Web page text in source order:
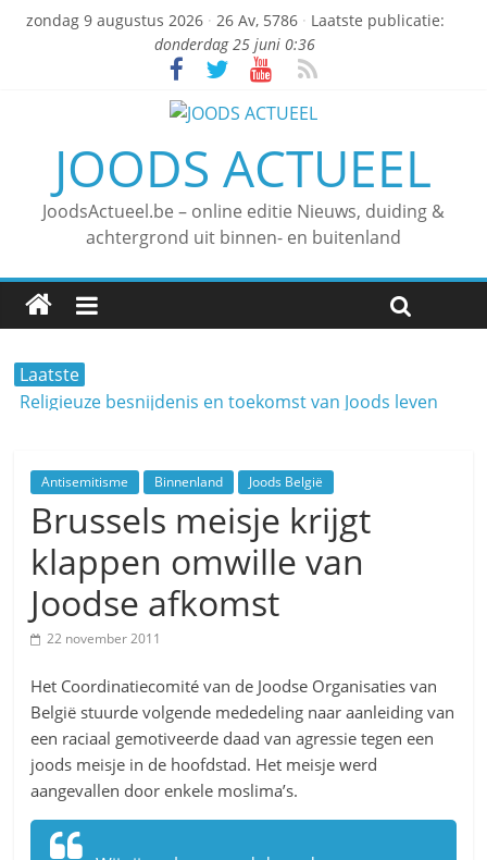
zondag 9 augustus 2026 · 26 Av, 5786 · Laatste publicatie:
donderdag 25 juni 0:36
JOODS ACTUEEL
JoodsActueel.be – online editie Nieuws, duiding &
achtergrond uit binnen- en buitenland
Laatste
Religieuze besnijdenis en toekomst van Joods leven
minderheden begrijpt”, Jinnih Beels (Vooruit)
CITYTRIP | ROEMENIË – Boekarest: de verrassing van
Oost-Europa
“Vandaag zit elke Jood in België op de beklaagdenbank”
goKosher lanceert nieuwe website en samenwerking
met Mishpacha voor kosher travel en simchas
wereldwijd
Antisemitisme Binnenland Joods België
Brussels meisje krijgt
klappen omwille van
Joodse afkomst
22 november 2011
Het Coordinatiecomité van de Joodse Organisaties van
België stuurde volgende mededeling naar aanleiding van
een raciaal gemotiveerde daad van agressie tegen een
joods meisje in de hoofdstad. Het meisje werd
aangevallen door enkele moslima’s.